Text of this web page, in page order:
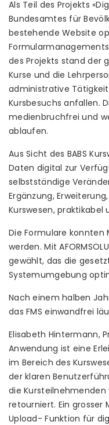
Als Teil des Projekts
Bundesamtes für
bestehende Website
des Projekts stand der
Kurse und die
administrative
Kursbesuchs anfallen.
medienbruchfrei und
ablaufen.
Aus Sicht des BABS
Daten digital zur
selbstständige
Ergänzung,
Kurswesen, praktikabel
Die Formulare konnten
werden. Mit
gewählt, das die
Systemumgebung
Nach einem halben
das FMS einwandfrei
Elisabeth Hintermann,
Anwendung ist eine
im Bereich des
der klaren
die
retourniert. Ein grosser
Upload- Funktion für